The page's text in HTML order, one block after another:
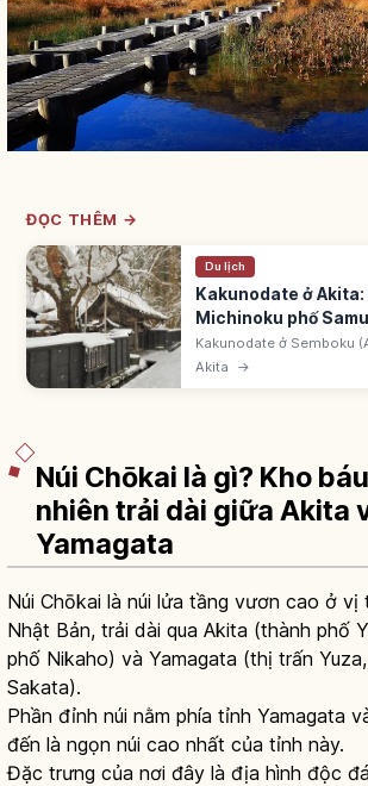
ĐỌC THÊM →
Du lịch
Kakunodate ở
Michinoku phố
Kakunodate ở Semboku
thu nhỏ Michinoku'. Phố
Akita →
Núi Chōkai là gì? Kho
nhiên trải dài giữa Akita
Yamagata
Núi Chōkai là núi lửa tầng vươn cao ở vị
Nhật Bản, trải dài qua Akita (thành phố
phố Nikaho) và Yamagata (thị trấn
Sakata).
Phần đỉnh núi nằm phía tỉnh Yamagata
đến là ngọn núi cao nhất của tỉnh này.
Đặc trưng của nơi đây là địa hình độc